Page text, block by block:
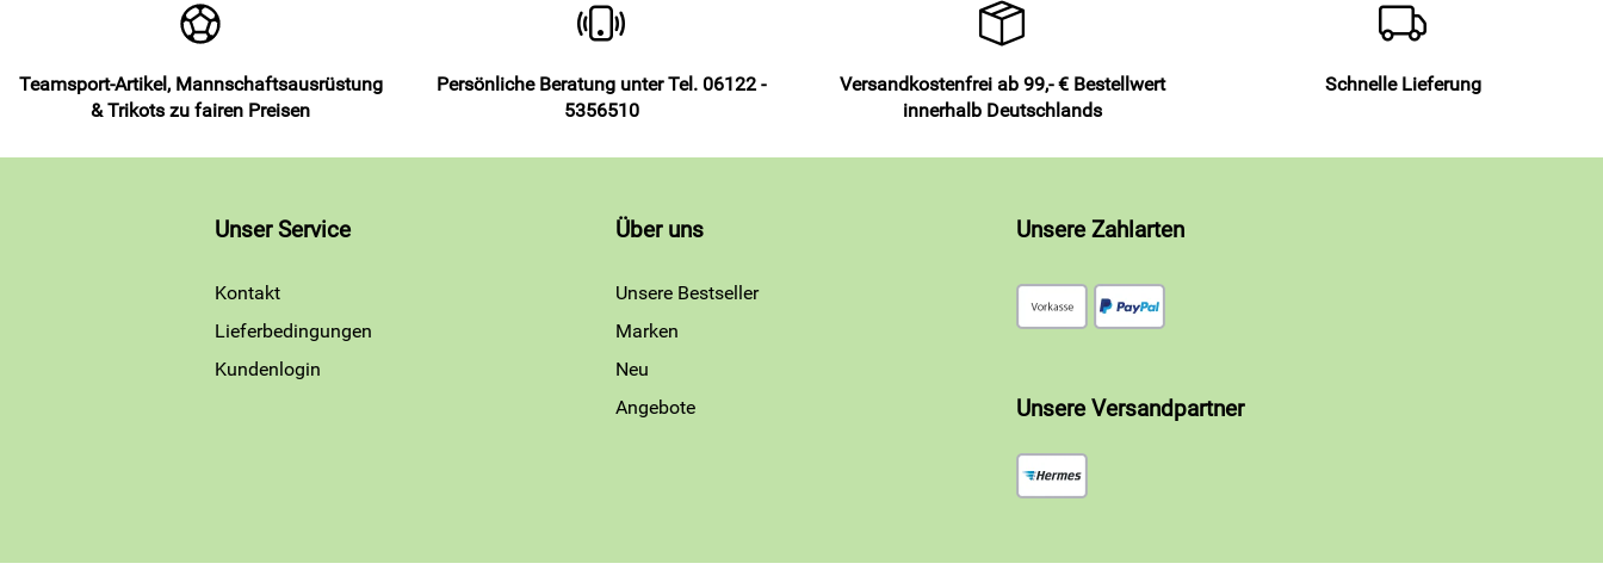
Teamsport-Artikel, Mannschaftsausrüstung
& Trikots zu fairen Preisen
Persönliche Beratung unter Tel. 06122 -
5356510
Versandkostenfrei ab 99,- € Bestellwert
innerhalb Deutschlands
Schnelle Lieferung
Unser Service
Kontakt
Lieferbedingungen
Kundenlogin
Über uns
Unsere Bestseller
Marken
Neu
Angebote
Unsere Zahlarten
Unsere Versandpartner